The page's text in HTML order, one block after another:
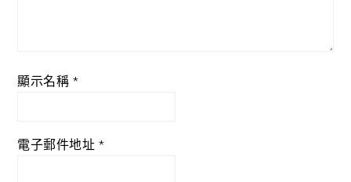
顯示名稱 *
電子郵件地址 *